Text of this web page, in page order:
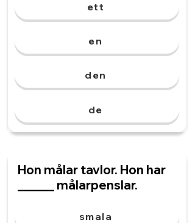
ett
en
den
de
Hon målar tavlor. Hon har
______ målarpenslar.
smala